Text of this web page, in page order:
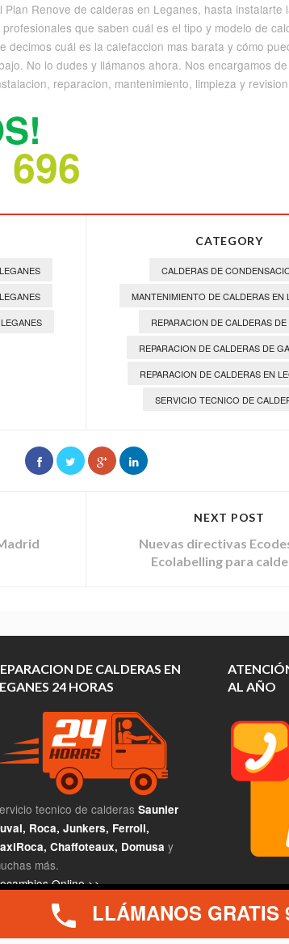
Renove de calderas en Leganes, hasta instalarte
que saben cuál es el tipo y modelo de
decimos cuál es la calefaccion mas barata y cómo
No lo dudes y llámanos ahora. Nos encargamos
reparacion, mantenimiento, limpieza y
CATEGORY
CALDERAS DE
MANTENIMIENTO DE CALDERAS EN
REPARACION DE CALDERAS
REPARACION DE CALDERAS DE
REPARACION DE CALDERAS EN
SERVICIO TECNICO DE
NEXT POST
Nuevas directivas
Ecolabelling para
experiencia al usuario en nuestro sitio web. Si
DE CALDERAS EN
24 HORAS
tecnico de calderas Saunier
Roca, Junkers, Ferroli,
Chaffoteaux, Domusa y
más.
Online >>
AL AÑO
LLÁMANOS GRATIS